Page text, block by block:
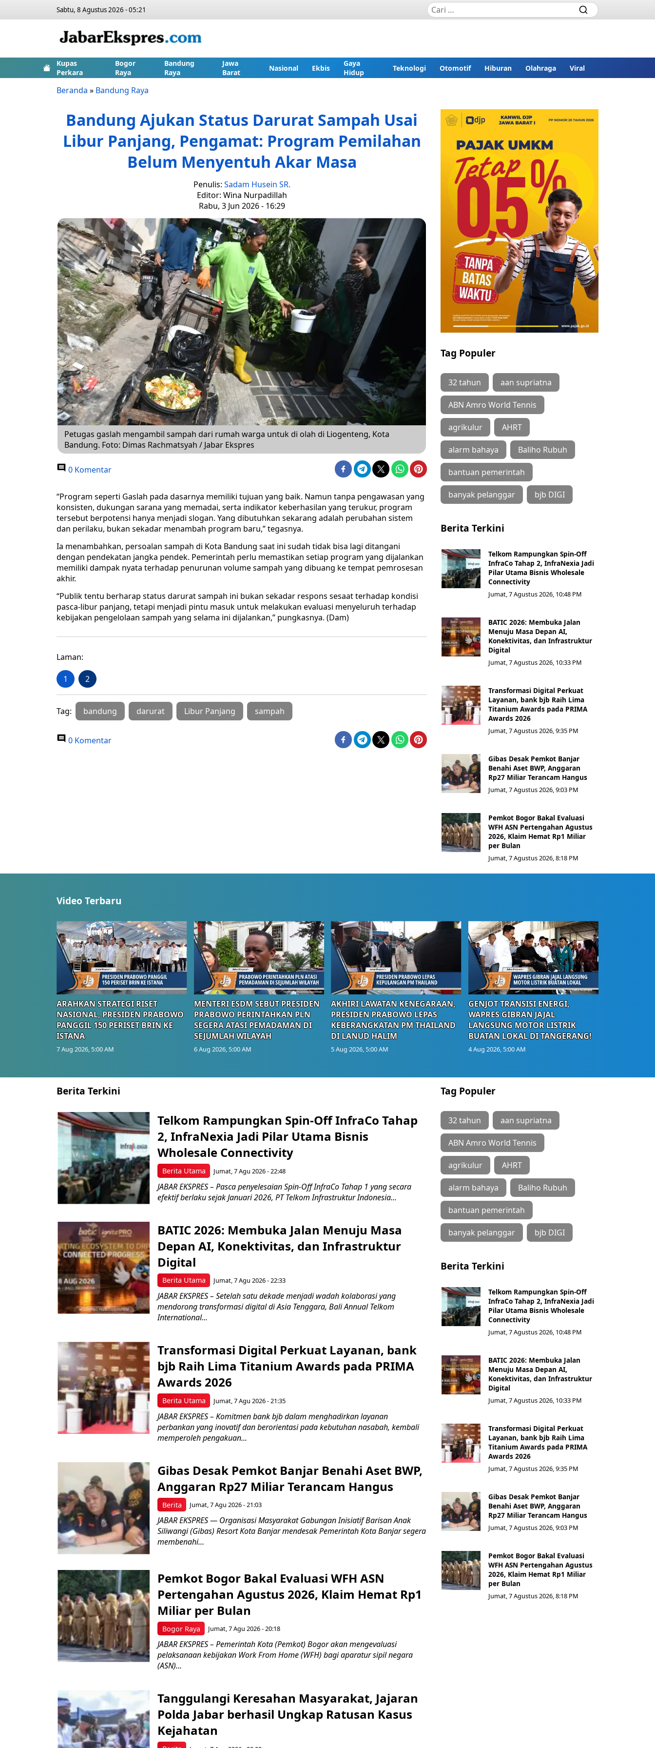
Sabtu, 8 Agustus 2026 - 05:21
Kupas
Perkara
Bogor
Raya
Bandung
Raya
Jawa
Barat
Nasional Ekbis
Gaya
Hidup
Teknologi Otomotif Hiburan Olahraga Viral
Beranda » Bandung Raya
Bandung Ajukan Status Darurat Sampah Usai
Libur Panjang, Pengamat: Program Pemilahan
Belum Menyentuh Akar Masa
Penulis: Sadam Husein SR.
Editor: Wina Nurpadillah
Rabu, 3 Jun 2026 - 16:29
Petugas gaslah mengambil sampah dari rumah warga untuk di olah di Liogenteng, Kota
Bandung. Foto: Dimas Rachmatsyah / Jabar Ekspres
0 Komentar
“Program seperti Gaslah pada dasarnya memiliki tujuan yang baik. Namun tanpa pengawasan yang
konsisten, dukungan sarana yang memadai, serta indikator keberhasilan yang terukur, program
tersebut berpotensi hanya menjadi slogan. Yang dibutuhkan sekarang adalah perubahan sistem
dan perilaku, bukan sekadar menambah program baru,” tegasnya.
Ia menambahkan, persoalan sampah di Kota Bandung saat ini sudah tidak bisa lagi ditangani
dengan pendekatan jangka pendek. Pemerintah perlu memastikan setiap program yang dijalankan
memiliki dampak nyata terhadap penurunan volume sampah yang dibuang ke tempat pemrosesan
akhir.
“Publik tentu berharap status darurat sampah ini bukan sekadar respons sesaat terhadap kondisi
pasca-libur panjang, tetapi menjadi pintu masuk untuk melakukan evaluasi menyeluruh terhadap
kebijakan pengelolaan sampah yang selama ini dijalankan,” pungkasnya. (Dam)
Laman:
1 2
Tag: bandung darurat Libur Panjang sampah
0 Komentar
Tag Populer
32 tahun aan supriatna
ABN Amro World Tennis
agrikulur AHRT
alarm bahaya Baliho Rubuh
bantuan pemerintah
banyak pelanggar bjb DIGI
Berita Terkini
Telkom Rampungkan Spin-Off
InfraCo Tahap 2, InfraNexia Jadi
Pilar Utama Bisnis Wholesale
Connectivity
Jumat, 7 Agustus 2026, 10:48 PM
BATIC 2026: Membuka Jalan
Menuju Masa Depan AI,
Konektivitas, dan Infrastruktur
Digital
Jumat, 7 Agustus 2026, 10:33 PM
Transformasi Digital Perkuat
Layanan, bank bjb Raih Lima
Titanium Awards pada PRIMA
Awards 2026
Jumat, 7 Agustus 2026, 9:35 PM
Gibas Desak Pemkot Banjar
Benahi Aset BWP, Anggaran
Rp27 Miliar Terancam Hangus
Jumat, 7 Agustus 2026, 9:03 PM
Pemkot Bogor Bakal Evaluasi
WFH ASN Pertengahan Agustus
2026, Klaim Hemat Rp1 Miliar
per Bulan
Jumat, 7 Agustus 2026, 8:18 PM
Video Terbaru
ARAHKAN STRATEGI RISET
NASIONAL, PRESIDEN PRABOWO
PANGGIL 150 PERISET BRIN KE
ISTANA
7 Aug 2026, 5:00 AM
MENTERI ESDM SEBUT PRESIDEN
PRABOWO PERINTAHKAN PLN
SEGERA ATASI PEMADAMAN DI
SEJUMLAH WILAYAH
6 Aug 2026, 5:00 AM
AKHIRI LAWATAN KENEGARAAN,
PRESIDEN PRABOWO LEPAS
KEBERANGKATAN PM THAILAND
DI LANUD HALIM
5 Aug 2026, 5:00 AM
GENJOT TRANSISI ENERGI,
WAPRES GIBRAN JAJAL
LANGSUNG MOTOR LISTRIK
BUATAN LOKAL DI TANGERANG!
4 Aug 2026, 5:00 AM
Berita Terkini
Berita Utama
Telkom Rampungkan Spin-Off InfraCo Tahap
2, InfraNexia Jadi Pilar Utama Bisnis
Wholesale Connectivity
Jumat, 7 Agu 2026 - 22:48
JABAR EKSPRES – Pasca penyelesaian Spin-Off InfraCo Tahap 1 yang secara
efektif berlaku sejak Januari 2026, PT Telkom Infrastruktur Indonesia...
Berita Utama
BATIC 2026: Membuka Jalan Menuju Masa
Depan AI, Konektivitas, dan Infrastruktur
Digital
Jumat, 7 Agu 2026 - 22:33
JABAR EKSPRES – Setelah satu dekade menjadi wadah kolaborasi yang
mendorong transformasi digital di Asia Tenggara, Bali Annual Telkom
International...
Berita Utama
Transformasi Digital Perkuat Layanan, bank
bjb Raih Lima Titanium Awards pada PRIMA
Awards 2026
Jumat, 7 Agu 2026 - 21:35
JABAR EKSPRES – Komitmen bank bjb dalam menghadirkan layanan
perbankan yang inovatif dan berorientasi pada kebutuhan nasabah, kembali
memperoleh pengakuan...
Berita
Gibas Desak Pemkot Banjar Benahi Aset BWP,
Anggaran Rp27 Miliar Terancam Hangus
Jumat, 7 Agu 2026 - 21:03
JABAR EKSPRES — Organisasi Masyarakat Gabungan Inisiatif Barisan Anak
Siliwangi (Gibas) Resort Kota Banjar mendesak Pemerintah Kota Banjar segera
membenahi...
Bogor Raya
Pemkot Bogor Bakal Evaluasi WFH ASN
Pertengahan Agustus 2026, Klaim Hemat Rp1
Miliar per Bulan
Jumat, 7 Agu 2026 - 20:18
JABAR EKSPRES – Pemerintah Kota (Pemkot) Bogor akan mengevaluasi
pelaksanaan kebijakan Work From Home (WFH) bagi aparatur sipil negara
(ASN)...
Tanggulangi Keresahan Masyarakat, Jajaran
Polda Jabar berhasil Ungkap Ratusan Kasus
Kejahatan
Tag Populer
32 tahun aan supriatna
ABN Amro World Tennis
agrikulur AHRT
alarm bahaya Baliho Rubuh
bantuan pemerintah
banyak pelanggar bjb DIGI
Berita Terkini
Telkom Rampungkan Spin-Off
InfraCo Tahap 2, InfraNexia Jadi
Pilar Utama Bisnis Wholesale
Connectivity
Jumat, 7 Agustus 2026, 10:48 PM
BATIC 2026: Membuka Jalan
Menuju Masa Depan AI,
Konektivitas, dan Infrastruktur
Digital
Jumat, 7 Agustus 2026, 10:33 PM
Transformasi Digital Perkuat
Layanan, bank bjb Raih Lima
Titanium Awards pada PRIMA
Awards 2026
Jumat, 7 Agustus 2026, 9:35 PM
Gibas Desak Pemkot Banjar
Benahi Aset BWP, Anggaran
Rp27 Miliar Terancam Hangus
Jumat, 7 Agustus 2026, 9:03 PM
Pemkot Bogor Bakal Evaluasi
WFH ASN Pertengahan Agustus
2026, Klaim Hemat Rp1 Miliar
per Bulan
Jumat, 7 Agustus 2026, 8:18 PM